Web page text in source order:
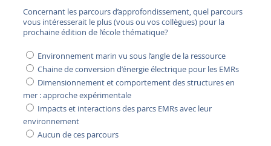
Concernant les parcours d’approfondissement, quel parcours
vous intéresserait le plus (vous ou vos collègues) pour la
prochaine édition de l’école thématique?
Environnement marin vu sous l’angle de la ressource
Chaine de conversion d’énergie électrique pour les EMRs
Dimensionnement et comportement des structures en
mer : approche expérimentale
Impacts et interactions des parcs EMRs avec leur
environnement
Aucun de ces parcours